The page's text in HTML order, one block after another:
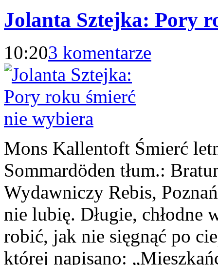
Jolanta Sztejka: Pory
10:203 komentarze
Mons Kallentoft Śmierć
Sommardöden tłum.:
Wydawniczy Rebis,
nie lubię. Długie, chłodne
robić, jak nie sięgnąć po
której napisano: